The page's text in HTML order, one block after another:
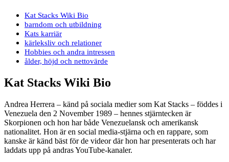
Kat Stacks Wiki Bio
barndom och utbildning
Kats karriär
kärleksliv och relationer
Hobbies och andra intressen
ålder, höjd och nettovärde
Kat Stacks Wiki Bio
Andrea Herrera – känd på sociala medier som Kat Stacks – föddes i
Venezuela den 2 November 1989 – hennes stjärntecken är
Skorpionen och hon har både Venezuelansk och amerikansk
nationalitet. Hon är en social media-stjärna och en rappare, som
kanske är känd bäst för de videor där hon har presenterats och har
laddats upp på andras YouTube-kanaler.